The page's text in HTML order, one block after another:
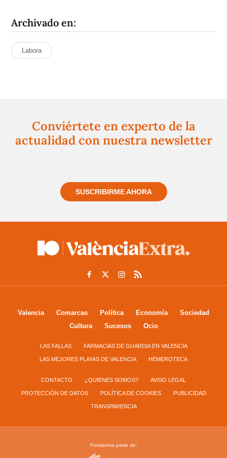
Archivado en:
Labora
Conviértete en experto de la
actualidad con nuestra newsletter
SUSCRIBIRME AHORA
Valencia Comarcas Política Economía
Sociedad
Cultura
Sucesos Ocio
LAS FALLAS FARMACIAS DE GUARDIA EN VALENCIA
LAS MEJORES PLAYAS DE VALENCIA HEMEROTECA
CONTACTO ¿QUIENES SOMOS? AVISO LEGAL
PROTECCIÓN DE DATOS POLÍTICA DE COOKIES PUBLICIDAD
TRANSPARENCIA
Formamos parte de: